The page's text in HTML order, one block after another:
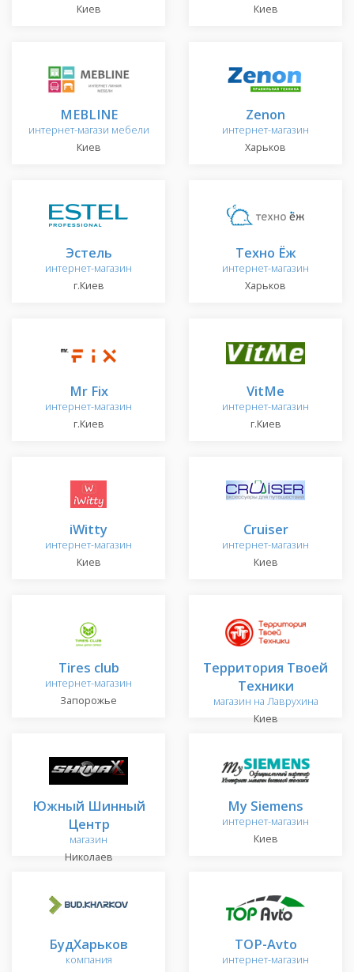
Киев
Киев
MEBLINE
интернет-магази мебели
Киев
Zenon
интернет-магазин
Харьков
Эстель
интернет-магазин
г.Киев
Техно Ёж
интернет-магазин
Харьков
Mr Fix
интернет-магазин
г.Киев
VitMe
интернет-магазин
г.Киев
iWitty
интернет-магазин
Киев
Cruiser
интернет-магазин
Киев
Tires club
интернет-магазин
Запорожье
Территория Твоей
Техники
магазин на Лаврухина
Киев
Южный Шинный
Центр
магазин
Николаев
My Siemens
интернет-магазин
Киев
БудХарьков
компания
TOP-Avto
интернет-магазин